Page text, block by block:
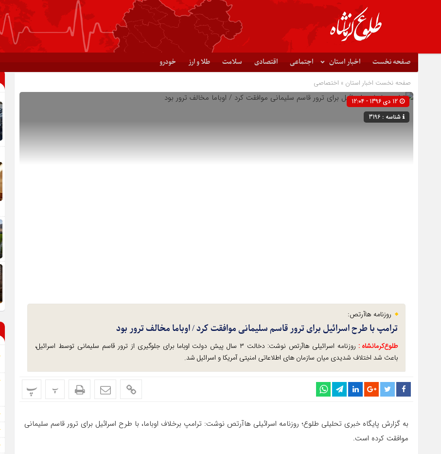
صفحه نخست اخبار استان اجتماعی اقتصادی سلامت طلا و ارز خودرو
صفحه نخست اخبار استان » اختصاصی
شناسه : 3196
روزنامه هاآرتص:
ترامپ با طرح اسرائیل برای ترور قاسم سلیمانی موافقت کرد / اوباما مخالف ترور بود
طلوع‌‌کرمانشاه :
روزنامه اسرائیلی هاآرتص نوشت: دخالت ۳ سال پیش دولت اوباما برای جلوگیری از ترور قاسم سلیمانی توسط اسرائیل،
باعث شد اختلاف شدیدی میان سازمان های اطلاعاتی امنیتی آمریکا و اسرائیل شد.
پ پ
به گزارش پایگاه خبری تحلیلی طلوع؛ روزنامه اسرائیلی هاآرتص نوشت: ترامپ برخلاف اوباما، با طرح اسرائیل برای ترور قاسم سلیمانی
موافقت کرده است.